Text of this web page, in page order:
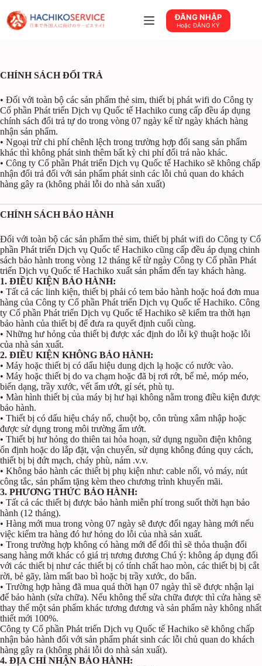
đến
phần
ĐĂNG NHẬP
Hoặc ĐĂNG KÝ
CHÍNH SÁCH ĐỔI TRẢ
• Đối với toàn bộ các sản phẩm thẻ sim, thiết bị phát wifi do Công ty
Cổ phần Phát triển Dịch vụ Quốc tế Hachiko cung cấp đều áp dụng
chính sách đổi trả tự do trong vòng 07 ngày kể từ ngày khách hàng
nhận sản phẩm.
• Ngoại trừ chi phí chênh lệch trong trường hợp đổi sang sản phẩm
khác thì không phát sinh thêm bất kỳ chi phí đổi trả nào khác.
• Công ty Cổ phần Phát triển Dịch vụ Quốc tế Hachiko sẽ không chấp
nhận đổi trả đối với sản phẩm phát sinh các lỗi chủ quan do khách
hàng gây ra (không phải lỗi do nhà sản xuất)
CHÍNH SÁCH BẢO HÀNH
Đối với toàn bộ các sản phẩm thẻ sim, thiết bị phát wifi do Công ty Cổ
phần Phát triển Dịch vụ Quốc tế Hachiko cũng cấp đều áp dụng chinh
sách bảo hành trong vòng 12 tháng kể từ ngày Công ty Cổ phần Phát
triển Dịch vụ Quốc tế Hachiko xuất sản phẩm đến tay khách hàng.
1. ĐIỀU KIỆN BẢO HÀNH:
• Tất cả các linh kiện, thiết bị phải có tem bảo hành hoặc hoá đơn mua
hàng của Công ty Cổ phần Phát triển Dịch vụ Quốc tế Hachiko. Công
ty Cổ phần Phát triển Dịch vụ Quốc tế Hachiko sẽ kiểm tra thời hạn
bảo hành của thiết bị để đưa ra quyết định cuối cùng.
• Những hư hỏng của thiết bị được xác định do lỗi kỹ thuật hoặc lỗi
của nhà sản xuất.
2. ĐIỀU KIỆN KHÔNG BẢO HÀNH:
• Máy hoặc thiết bị có dấu hiệu dung dịch lạ hoặc có nước vào.
• Máy hoặc thiết bị do va chạm hoặc đã bị rơi rớt, bể mẻ, móp méo,
biến dạng, trầy xước, vết ẩm ướt, gỉ sét, phù tụ.
• Màn hình thiết bị của máy bị hư hại không nằm trong điều kiện được
bảo hành.
• Thiết bị có dấu hiệu cháy nổ, chuột bọ, côn trùng xâm nhập hoặc
được sử dụng trong môi trường ẩm ướt.
• Thiết bị hư hỏng do thiên tai hỏa hoạn, sử dụng nguồn điện không
ổn định hoặc do lắp đặt, vận chuyển, sử dụng không đúng quy cách,
thiết bị bị đứt mạch, cháy phù, nám .v.v.
• Không bảo hành các thiết bị phụ kiện như: cable nối, vỏ máy, nút
công tắc, sản phẩm tặng kèm theo chương trình khuyến mãi.
3. PHƯƠNG THỨC BẢO HÀNH:
• Tất cả các thiết bị được bảo hành miễn phí trong suốt thời hạn bảo
hành (12 tháng).
• Hàng mới mua trong vòng 07 ngày sẽ được đổi ngay hàng mới nếu
việc kiểm tra hàng đó hư hỏng do lỗi của nhà sản xuất.
• Trong trường hợp không có hàng mới để đổi thì sẽ thỏa thuận đổi
sang hàng mới khác có giá trị tương đương Chú ý: không áp dụng đối
với các thiết bị như các thiết bị có tính chất hao mòn, các thiết bị bị cắt
rời, bẻ gãy, làm mất bao bì hoặc bị trầy xước, do bẩn.
• Trường hợp hàng đã mua quá thời hạn 07 ngày thì sẽ được nhận lại
để bảo hành (sửa chữa). Nếu không thể sửa chữa được thì cửa hàng sẽ
thay thế một sản phẩm khác tương đương và sản phẩm này không nhất
thiết mới 100%.
Công ty Cổ phần Phát triển Dịch vụ Quốc tế Hachiko sẽ không chấp
nhận bảo hành đối với sản phẩm phát sinh các lỗi chủ quan do khách
hàng gây ra (không phải lỗi do nhà sản xuất).
4. ĐỊA CHỈ NHẬN BẢO HÀNH: